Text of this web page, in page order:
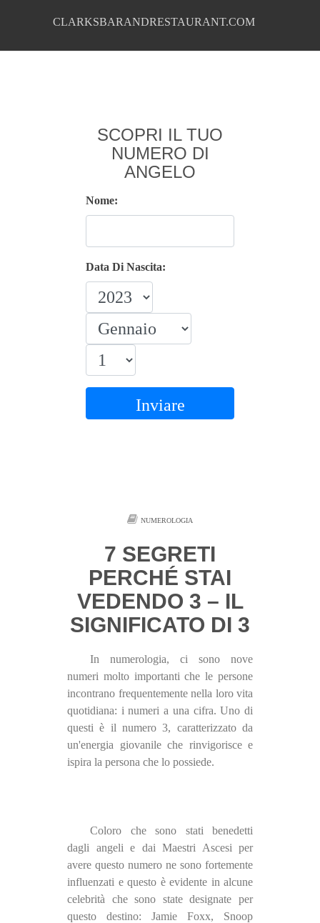
CLARKSBARANDRESTAURANT.COM
SCOPRI IL TUO
NUMERO DI
ANGELO
Nome:
Data Di Nascita:
Inviare
NUMEROLOGIA
7 SEGRETI
PERCHÉ STAI
VEDENDO 3 – IL
SIGNIFICATO DI 3
In numerologia, ci sono nove
numeri molto importanti che le persone
incontrano frequentemente nella loro vita
quotidiana: i numeri a una cifra. Uno di
questi è il numero 3, caratterizzato da
un'energia giovanile che rinvigorisce e
ispira la persona che lo possiede.
Coloro che sono stati benedetti
dagli angeli e dai Maestri Ascesi per
avere questo numero ne sono fortemente
influenzati e questo è evidente in alcune
celebrità che sono state designate per
questo destino: Jamie Foxx, Snoop